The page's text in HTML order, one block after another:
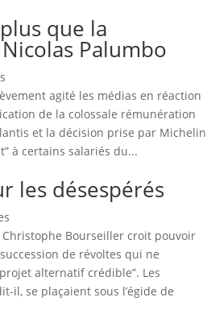
que la
Palumbo
agité les médias en réaction
de la colossale rémunération
et la décision prise par Michelin
à certains salariés du...
les désespérés
Bourseiller croit pouvoir
de révoltes qui ne
alternatif crédible”. Les
il, se plaçaient sous l’égide de